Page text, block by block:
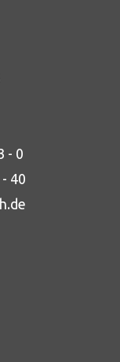
- 0
40